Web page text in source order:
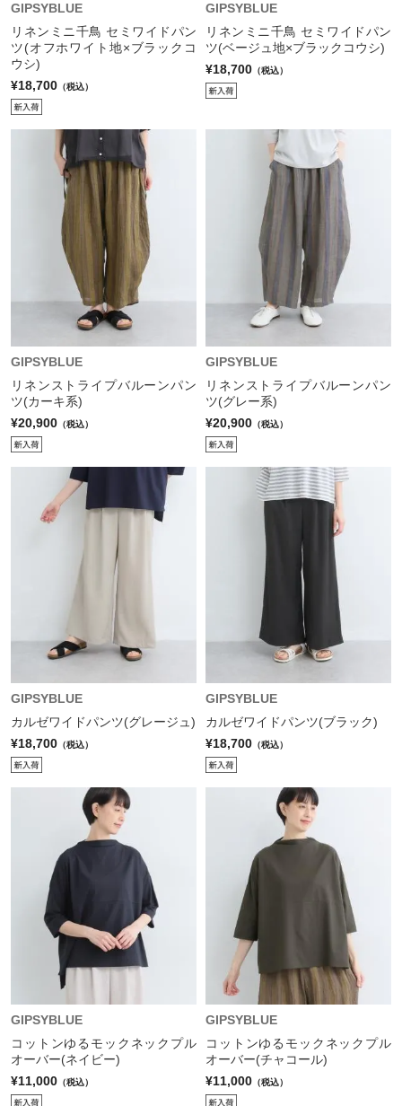
GIPSYBLUE
リネンミニ千鳥 セミワイドパン
ツ(オフホワイト地×ブラックコ
ウシ)
¥18,700 （税込）
GIPSYBLUE
リネンミニ千鳥 セミワイドパン
ツ(ベージュ地×ブラックコウシ)
¥18,700 （税込）
GIPSYBLUE
リネンストライプバルーンパン
ツ(カーキ系)
¥20,900 （税込）
GIPSYBLUE
リネンストライプバルーンパン
ツ(グレー系)
¥20,900 （税込）
GIPSYBLUE
カルゼワイドパンツ(グレージュ)
¥18,700 （税込）
GIPSYBLUE
カルゼワイドパンツ(ブラック)
¥18,700 （税込）
GIPSYBLUE
コットンゆるモックネックプル
オーバー(ネイビー)
¥11,000 （税込）
GIPSYBLUE
コットンゆるモックネックプル
オーバー(チャコール)
¥11,000 （税込）